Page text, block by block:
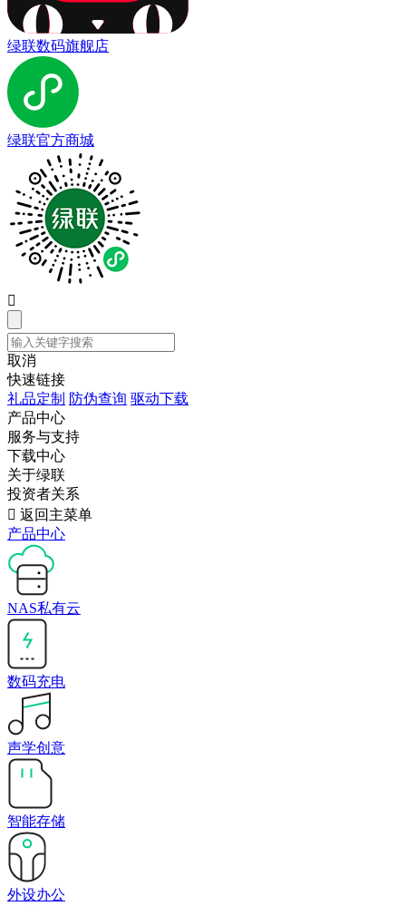
绿联数码旗舰店
绿联官方商城

取消
快速链接
礼品定制 防伪查询 驱动下载
产品中心
服务与支持
下载中心
关于绿联
投资者关系
 返回主菜单
产品中心
NAS私有云
数码充电
声学创意
智能存储
外设办公